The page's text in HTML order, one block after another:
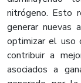
nitrógeno. Esto
generar nuevas
optimizar el uso
contribuir a
asociados a